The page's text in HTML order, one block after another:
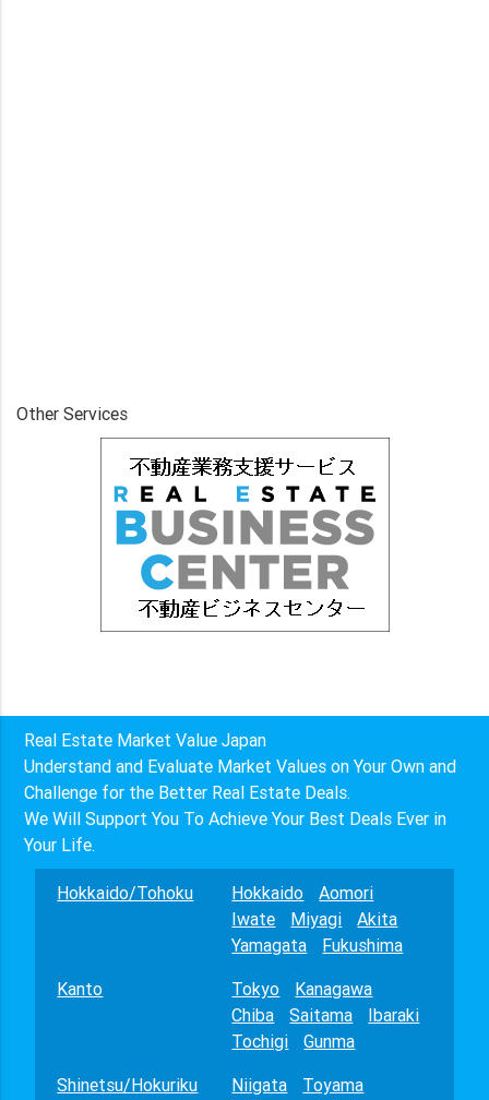
Other Services
Real Estate Market Value Japan
Understand and Evaluate Market Values on Your Own and
Challenge for the Better Real Estate Deals.
We Will Support You To Achieve Your Best Deals Ever in
Your Life.
Hokkaido/Tohoku Hokkaido
Aomori
Iwate
Miyagi
Akita
Yamagata
Fukushima
Kanto
Tokyo
Kanagawa
Chiba
Saitama
Ibaraki
Tochigi
Gunma
Shinetsu/Hokuriku
Niigata
Toyama